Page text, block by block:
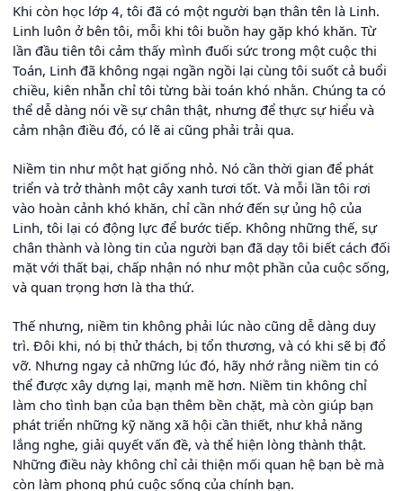
Khi còn học lớp 4, tôi đã có một người bạn thân tên là Linh.
Linh luôn ở bên tôi, mỗi khi tôi buồn hay gặp khó khăn. Từ
lần đầu tiên tôi cảm thấy mình đuối sức trong một cuộc thi
Toán, Linh đã không ngại ngần ngồi lại cùng tôi suốt cả buổi
chiều, kiên nhẫn chỉ tôi từng bài toán khó nhằn. Chúng ta có
thể dễ dàng nói về sự chân thật, nhưng để thực sự hiểu và
cảm nhận điều đó, có lẽ ai cũng phải trải qua.
Niềm tin như một hạt giống nhỏ. Nó cần thời gian để phát
triển và trở thành một cây xanh tươi tốt. Và mỗi lần tôi rơi
vào hoàn cảnh khó khăn, chỉ cần nhớ đến sự ủng hộ của
Linh, tôi lại có động lực để bước tiếp. Không những thế, sự
chân thành và lòng tin của người bạn đã dạy tôi biết cách đối
mặt với thất bại, chấp nhận nó như một phần của cuộc sống,
và quan trọng hơn là tha thứ.
Thế nhưng, niềm tin không phải lúc nào cũng dễ dàng duy
trì. Đôi khi, nó bị thử thách, bị tổn thương, và có khi sẽ bị đổ
vỡ. Nhưng ngay cả những lúc đó, hãy nhớ rằng niềm tin có
thể được xây dựng lại, mạnh mẽ hơn. Niềm tin không chỉ
làm cho tình bạn của bạn thêm bền chặt, mà còn giúp bạn
phát triển những kỹ năng xã hội cần thiết, như khả năng
lắng nghe, giải quyết vấn đề, và thể hiện lòng thành thật.
Những điều này không chỉ cải thiện mối quan hệ bạn bè mà
còn làm phong phú cuộc sống của chính bạn.